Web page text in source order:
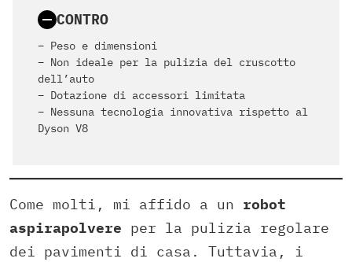
CONTRO
– Peso e dimensioni
– Non ideale per la pulizia del cruscotto
dell’auto
– Dotazione di accessori limitata
– Nessuna tecnologia innovativa rispetto al
Dyson V8
Come molti, mi affido a un robot
aspirapolvere per la pulizia regolare
dei pavimenti di casa. Tuttavia, i